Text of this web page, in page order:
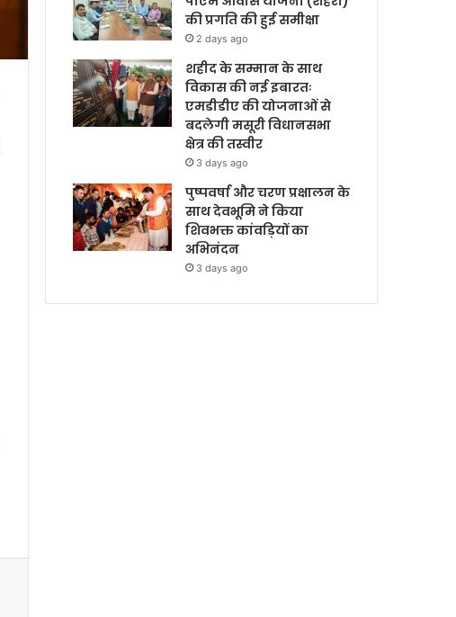
की प्रगति की हुई समीक्षा
2 days ago
शहीद के सम्मान के साथ
विकास की नई इबारतः
एमडीडीए की योजनाओं से
बदलेगी मसूरी विधानसभा
क्षेत्र की तस्वीर
3 days ago
पुष्पवर्षा और चरण प्रक्षालन के
साथ देवभूमि ने किया
शिवभक्त कांवड़ियों का
अभिनंदन
3 days ago